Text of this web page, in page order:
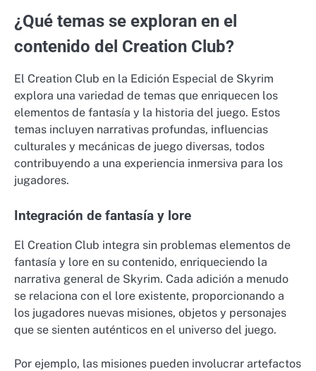
¿Qué temas se exploran en el
contenido del Creation Club?
El Creation Club en la Edición Especial de Skyrim
explora una variedad de temas que enriquecen los
elementos de fantasía y la historia del juego. Estos
temas incluyen narrativas profundas, influencias
culturales y mecánicas de juego diversas, todos
contribuyendo a una experiencia inmersiva para los
jugadores.
Integración de fantasía y lore
El Creation Club integra sin problemas elementos de
fantasía y lore en su contenido, enriqueciendo la
narrativa general de Skyrim. Cada adición a menudo
se relaciona con el lore existente, proporcionando a
los jugadores nuevas misiones, objetos y personajes
que se sienten auténticos en el universo del juego.
Por ejemplo, las misiones pueden involucrar artefactos